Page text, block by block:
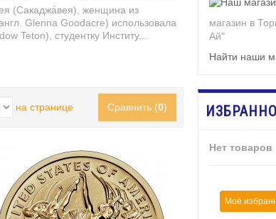
(Сакаджа́вея), женщина из
Glenna Goodacre) использовала
Teton), студентку Институ...
на странице Сравнить (0)
магазин в
Ай"
Найти наши
Нет товаров
Моё